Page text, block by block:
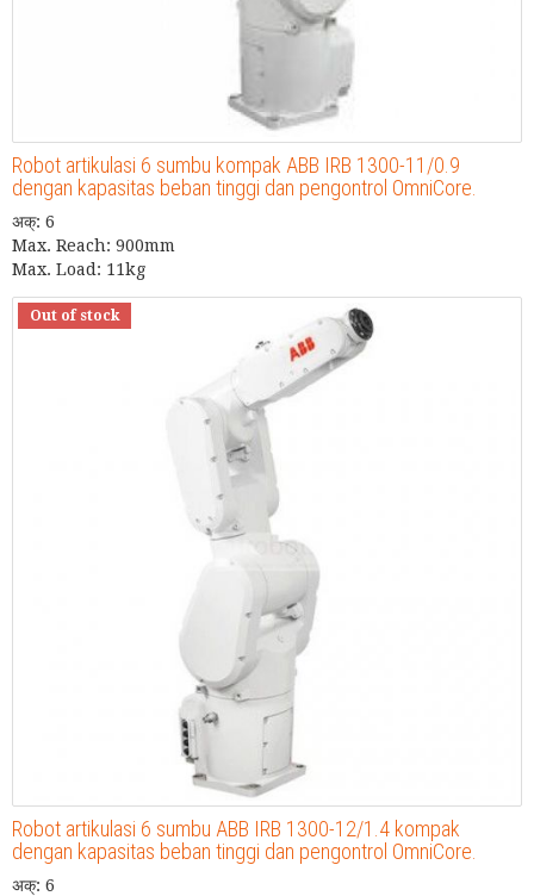
Robot artikulasi 6 sumbu kompak ABB IRB 1300-11/0.9
dengan kapasitas beban tinggi dan pengontrol OmniCore.
अक्: 6
Max. Reach: 900mm
Max. Load: 11kg
Out of stock
Robot artikulasi 6 sumbu ABB IRB 1300-12/1.4 kompak
dengan kapasitas beban tinggi dan pengontrol OmniCore.
अक्: 6